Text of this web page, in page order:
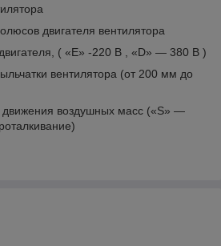
двигателя вентилятора
( «Е» -220 В , «D» ― 380 В )
вентилятора (от 200 мм до
воздушных масс («S» ―